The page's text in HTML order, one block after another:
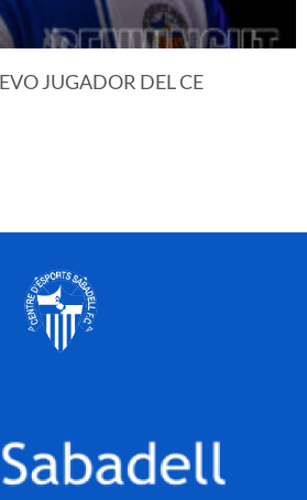
JUGADOR DEL CE